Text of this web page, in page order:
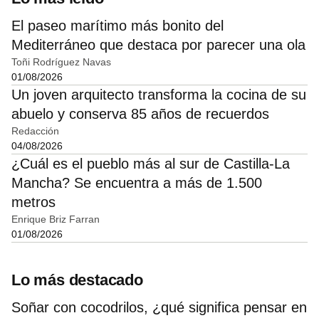
El paseo marítimo más bonito del
Mediterráneo que destaca por parecer una ola
Toñi Rodríguez Navas
01/08/2026
Un joven arquitecto transforma la cocina de su
abuelo y conserva 85 años de recuerdos
Redacción
04/08/2026
¿Cuál es el pueblo más al sur de Castilla-La
Mancha? Se encuentra a más de 1.500
metros
Enrique Briz Farran
01/08/2026
Lo más destacado
Soñar con cocodrilos, ¿qué significa pensar en